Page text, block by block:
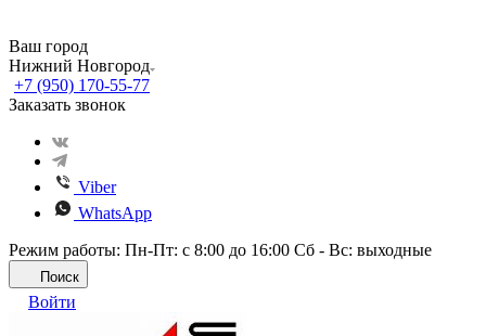
Ваш город
Нижний Новгород
+7 (950) 170-55-77
Заказать звонок
Viber
WhatsApp
Режим работы: Пн-Пт: с 8:00 до 16:00 Сб - Вс: выходные
Поиск
Войти